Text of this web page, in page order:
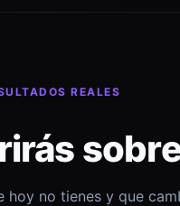
REALES
hoy no tienes y que